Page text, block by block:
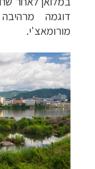
דוגמה
מורומאצ'י.